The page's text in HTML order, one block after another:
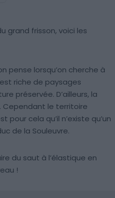
grand frisson, voici les
pense lorsqu’on cherche à
riche de paysages
préservée. D’ailleurs, la
Cependant le territoire
cela qu’il n’existe qu’un
de la Souleuvre.
du saut à l’élastique en
!